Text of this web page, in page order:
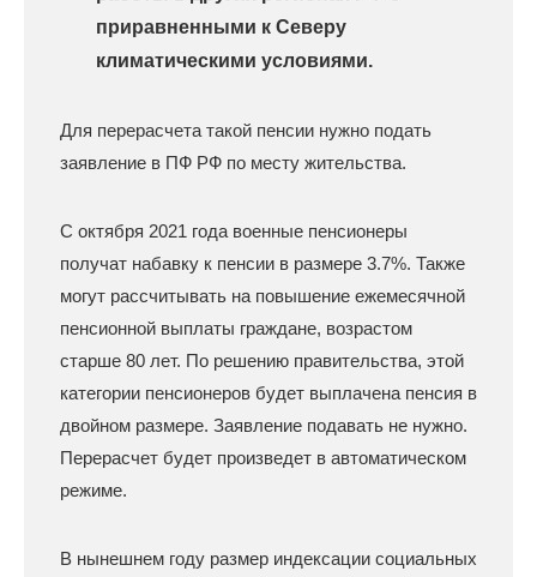
приравненными к Северу
климатическими условиями.
Для перерасчета такой пенсии нужно подать
заявление в ПФ РФ по месту жительства.
С октября 2021 года военные пенсионеры
получат набавку к пенсии в размере 3.7%. Также
могут рассчитывать на повышение ежемесячной
пенсионной выплаты граждане, возрастом
старше 80 лет. По решению правительства, этой
категории пенсионеров будет выплачена пенсия в
двойном размере. Заявление подавать не нужно.
Перерасчет будет произведет в автоматическом
режиме.
В нынешнем году размер индексации социальных